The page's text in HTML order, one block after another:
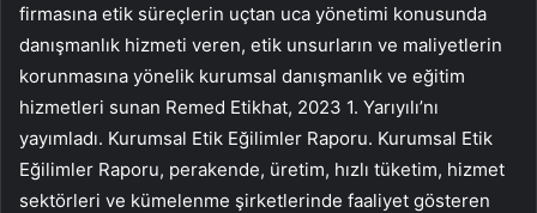
firmasına etik süreçlerin uçtan uca yönetimi konusunda
danışmanlık hizmeti veren, etik unsurların ve maliyetlerin
korunmasına yönelik kurumsal danışmanlık ve eğitim
hizmetleri sunan Remed Etikhat, 2023 1. Yarıyılı’nı
yayımladı. Kurumsal Etik Eğilimler Raporu. Kurumsal Etik
Eğilimler Raporu, perakende, üretim, hızlı tüketim, hizmet
sektörleri ve kümelenme şirketlerinde faaliyet gösteren